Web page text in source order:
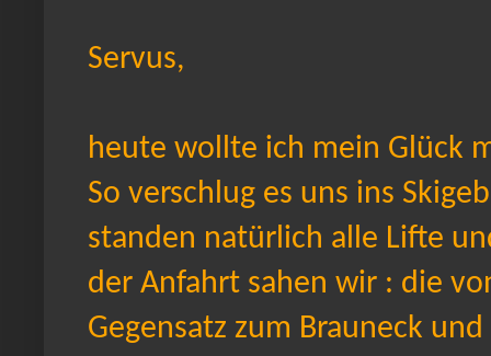
Servus,
heute wollte ich mein Glück
So verschlug es uns ins
standen natürlich alle Lifte
der Anfahrt sahen wir : die
Gegensatz zum Brauneck